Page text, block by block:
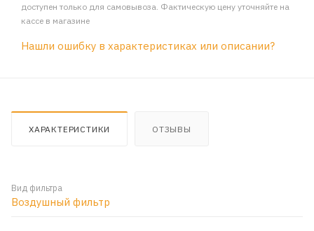
доступен только для самовывоза. Фактическую цену уточняйте на
кассе в магазине
Нашли ошибку в характеристиках или описании?
ХАРАКТЕРИСТИКИ ОТЗЫВЫ
Вид фильтра
Воздушный фильтр